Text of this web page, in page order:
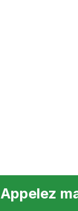
Appelez